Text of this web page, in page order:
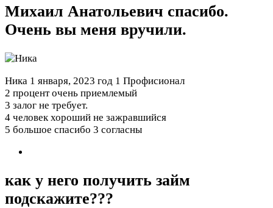
Михаил Анатольевич спасибо.
Очень вы меня вручили.
Ника 1 января, 2023 год 1 Профисионал
2 процент очень приемлемый
3 залог не требует.
4 человек хороший не зажравшийся
5 большое спасибо 3 согласны
как у него получить займ
подскажите???